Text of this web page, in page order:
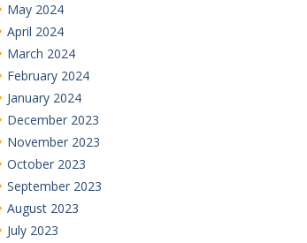
May 2024
April 2024
March 2024
February 2024
January 2024
December 2023
November 2023
October 2023
September 2023
August 2023
July 2023